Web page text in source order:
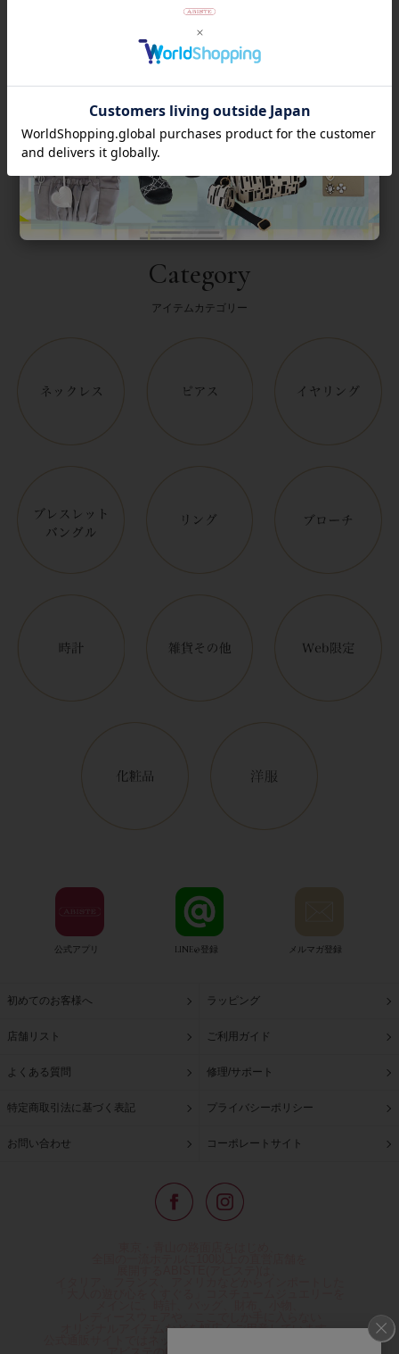
返品について
Category
アイテムカテゴリー
公式アプリ LINE@登録 メルマガ登録
初めてのお客様へ ラッピング
店舗リスト ご利用ガイド
よくある質問 修理/サポート
特定商取引法に基づく表記 プライバシーポリシー
お問い合わせ コーポレートサイト
オリジナルアイテムなどを幅広くご用意しています。